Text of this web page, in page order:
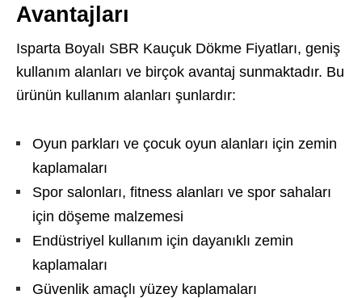
Avantajları
Isparta Boyalı SBR Kauçuk Dökme Fiyatları, geniş
kullanım alanları ve birçok avantaj sunmaktadır. Bu
ürünün kullanım alanları şunlardır:
Oyun parkları ve çocuk oyun alanları için zemin
kaplamaları
Spor salonları, fitness alanları ve spor sahaları
için döşeme malzemesi
Endüstriyel kullanım için dayanıklı zemin
kaplamaları
Güvenlik amaçlı yüzey kaplamaları